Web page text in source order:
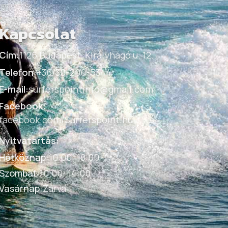
1126 Budapest, Királyhágó u. 12.
+36/30-200-5344
mail:surferspointinfo@gmail.com
Surferspoint.hu
:10:00–18:00
:10:00–14:00
:Zárva